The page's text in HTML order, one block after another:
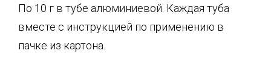
По 10 г в тубе алюминиевой. Каждая туба
вместе с инструкцией по применению в
пачке из картона.